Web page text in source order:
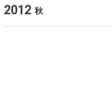
2012 秋